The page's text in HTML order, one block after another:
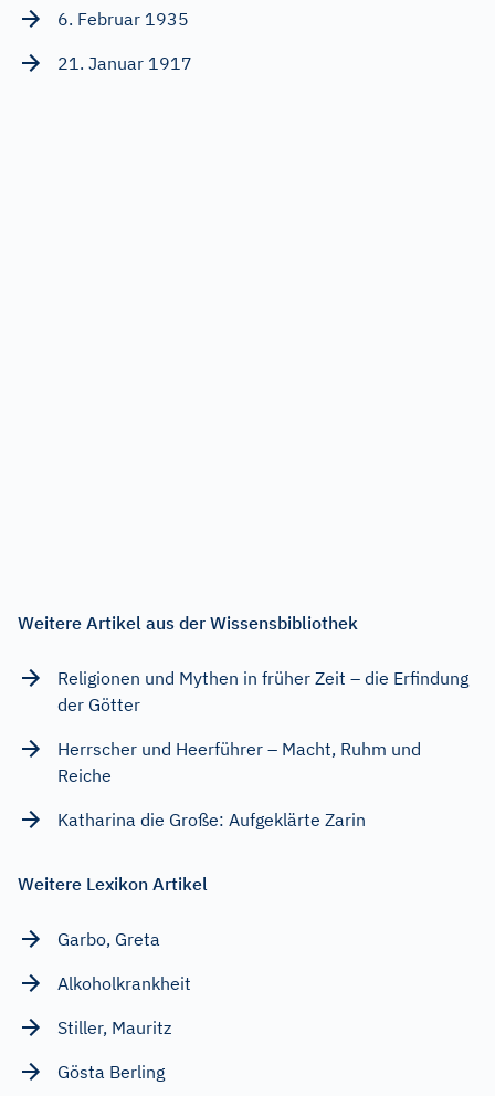
6. Februar 1935
21. Januar 1917
Weitere Artikel aus der Wissensbibliothek
Religionen und Mythen in früher Zeit – die Erfindung
der Götter
Herrscher und Heerführer – Macht, Ruhm und
Reiche
Katharina die Große: Aufgeklärte Zarin
Weitere Lexikon Artikel
Garbo, Greta
Alkoholkrankheit
Stiller, Mauritz
Gösta Berling